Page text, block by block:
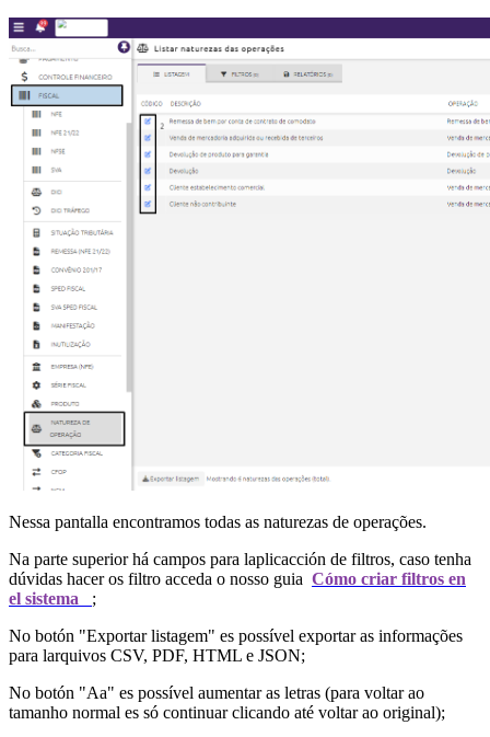
Nessa pantalla encontramos todas as naturezas de operações.
Na parte superior há campos para laplicacción de filtros, caso tenha
dúvidas hacer os filtro acceda o nosso guia Cómo criar filtros en
el sistema
;
No botón "Exportar listagem" es possível exportar as informações
para larquivos CSV, PDF, HTML e JSON;
No botón "Aa" es possível aumentar as letras (para voltar ao
tamanho normal es só continuar clicando até voltar ao original);